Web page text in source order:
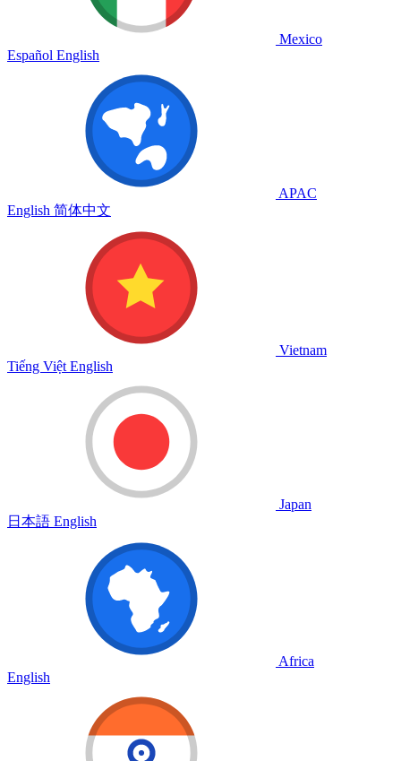
Mexico
Español English
APAC
English 简体中文
Vietnam
Tiếng Việt English
Japan
日本語 English
Africa
English